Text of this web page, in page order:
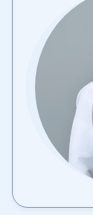
2025.02.13
荷物搭載確認
2025.02.12 22:31 p.m
チェックイン
2025.02.21 20:09 p.m
HND空港到着